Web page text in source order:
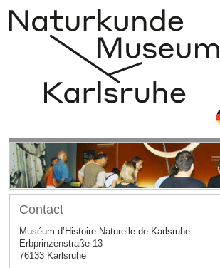
Contact
Muséum d’Histoire Naturelle de Karlsruhe
Erbprinzenstraße 13
76133 Karlsruhe